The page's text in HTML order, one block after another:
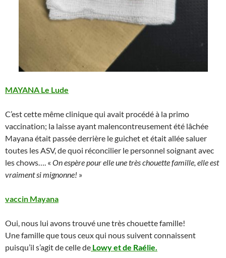
MAYANA Le Lude
C’est cette même clinique qui avait procédé à la primo
vaccination; la laisse ayant malencontreusement été lâchée
Mayana était passée derrière le guichet et était allée saluer
toutes les ASV, de quoi réconcilier le personnel soignant avec
les chows…. « On espère pour elle une très chouette famille, elle est
vraiment si mignonne! »
vaccin Mayana
Oui, nous lui avons trouvé une très chouette famille!
Une famille que tous ceux qui nous suivent connaissent
puisqu’il s’agit de celle de Lowy et de Raélie.